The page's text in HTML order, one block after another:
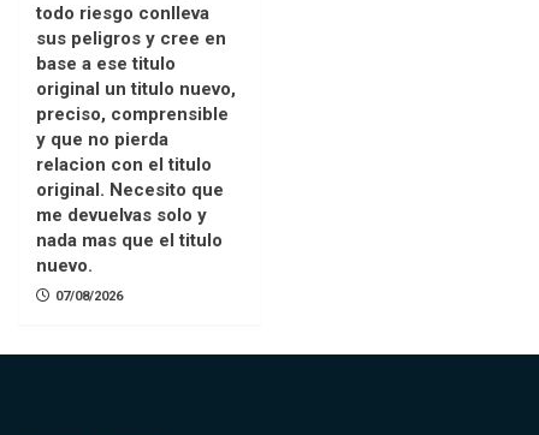
todo riesgo conlleva
sus peligros y cree en
base a ese titulo
original un titulo nuevo,
preciso, comprensible
y que no pierda
relacion con el titulo
original. Necesito que
me devuelvas solo y
nada mas que el titulo
nuevo.
07/08/2026